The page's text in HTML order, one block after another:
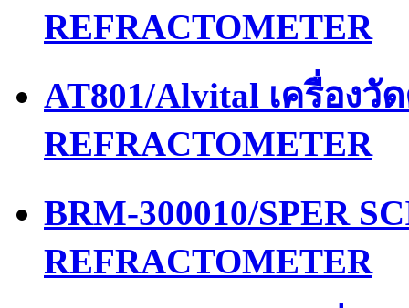
REFRACTOMETER
AT801/Alvital เครื่องวั
REFRACTOMETER
BRM-300010/SPER
REFRACTOMETER